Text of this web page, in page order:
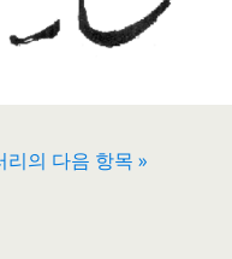
리의 다음 항목 »